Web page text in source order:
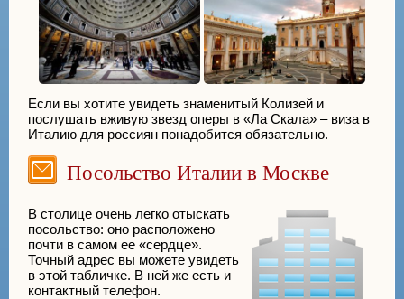
Если вы хотите увидеть знаменитый Колизей и
послушать вживую звезд оперы в «Ла Скала» – виза в
Италию для россиян понадобится обязательно.
Посольство Италии в Москве
В столице очень легко отыскать
посольство: оно расположено
почти в самом ее «сердце».
Точный адрес вы можете увидеть
в этой табличке. В ней же есть и
контактный телефон.